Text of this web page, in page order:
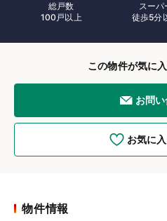
総戸数
100戸以上
スーパ
徒歩5分
この物件が気に
お問
お気に
物件情報